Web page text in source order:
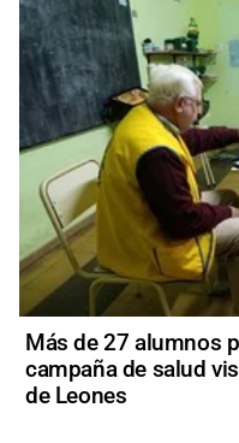
Más de 27 alumnos
campaña de salud
de Leones